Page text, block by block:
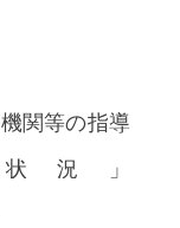
関等の指導
況」